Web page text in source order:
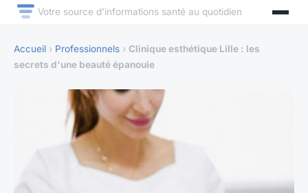
Votre source d'informations santé au quotidien
Accueil › Professionnels › Clinique esthétique Lille : les
secrets d'une beauté épanouie